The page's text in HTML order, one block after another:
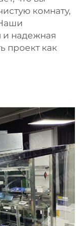
комнату,
надежная
проект как